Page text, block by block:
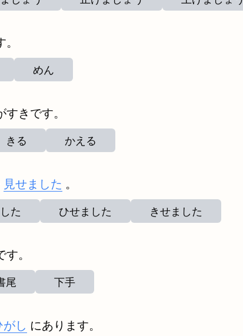
めん
すきです。
きる かえる
見せました 。
た ひせました きせました
す。
尾 下手
がし にあります。